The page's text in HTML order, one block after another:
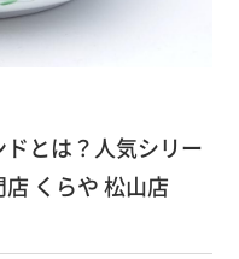
ドとは？人気シリー
くらや 松山店